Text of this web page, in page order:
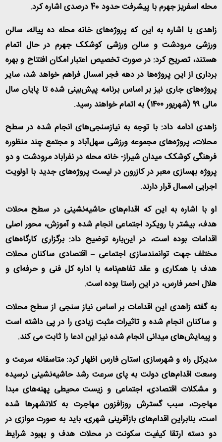
محله اسفریز جهرم با پیشرفت حدود 40 درصدی اشاره کرد.
زاهدی با اشاره به این که پروژه‌های خانه محله ده پیاله، سالن
ورزشی مرودشت و سالن ورزشی کوشکک جهرم در حال اتمام
هستند، تصریح کرد: در صورت تخصیص اعتبار امکان افتتاح و بهره
برداری از این پروژه‌ها در دهه فجر امسال فراهم خواهد شد، سایر
پروژه‌های جاری نیز بر اساس برنامه پیش‌بینی شده تا پایان سال
مالی ۹۹ (شهریور ۱۴۰۰) به اتمام خواهند رسید.
زاهدی ادامه داد: با توجه به نیازسنجی‌های انجام شده در سطح
محلات، پروژه‌های مجموعه ورزشی سهل‌آباد و مجتمع چند منظوره
فرهنگی کوشکک میدان شیراز- خانه محله در نفراباد مرودشت و دو
پروژه بهسازی معبر در کازرون در لیست پروژه‌های جدید با اولویت
اجرایی امسال قرار دارند.
او با اشاره به این که اقدام‌های حاشیه‌نشینی در سطح محلات
هدف، بیشتر با رویکرد اجتماعی انجام شده و آموزش، محور اصلی
اقدامات بوده است، در این‌باره توضیح داد: برگزاری کارگاه‌های
مختلف جهت توانمندسازی اجتماعی – اقتصادی ساکنان محلات
هدف با همکاری و عقد تفاهم‌نامه با اداره کل فنی و حرفه‌ای و
هلال احمر فارس، در این راستا بوده است.
به گفته زاهدی این اقدامات بر اساس نیاز سنجی از سطح محلات
و ساکنان انجام شده و تاثیرات مثبت زیادی را در پی داشته است
و پیمایش‌های میدانی انجام شده نیز این ادعا را ثابت می کند.
مدیرکل راه و شهرسازی استان فارس اظهار کرد: متاسفانه سرعت و
وسعت اقدام‌های دولت به پای سرعت رشد حاشیه‌نشینی نرسیده
و مشکلات اقتصادی، اجتماعی و زیست محیطی پهنه‌های مبدا
مهاجرت، سبب گسترش روزافزون مهاجرت به کلانشهرها شده
است، بنابراین اقدام‌های بازآفرینی شهری، باید به صورت موازی در
دو دسته ارتقا کیفیت سکونت در محلات هدف و بهبود شرایط